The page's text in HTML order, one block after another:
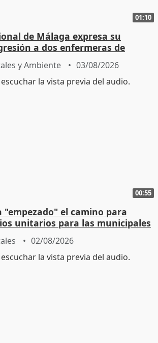
01:10
de Málaga expresa su
a dos enfermeras de
y Ambiente 03/08/2026
00:55
"empezado" el camino para
unitarios para las municipales
02/08/2026